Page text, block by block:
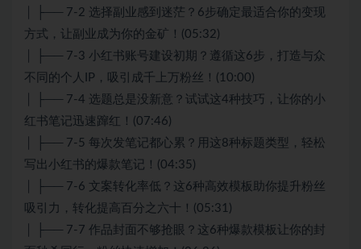
│ ├── 7-2 选择副业感到迷茫？6步确定最适合你的变现
方式，让副业成为你的金矿！(05:32)
│ ├── 7-3 小红书账号建设初期？遵循这6步，打造与众
不同的个人IP，吸引成千上万粉丝！(10:00)
│ ├── 7-4 选题总是没新意？试试这4种技巧，让你的小
红书笔记迅速蹿红！(07:46)
│ ├── 7-5 每次发笔记都心累？用这8种标题类型，轻松
写出小红书的爆款笔记！(04:35)
│ ├── 7-6 文案转化率低？这6种高效模板助你提升粉丝
吸引力，转化提高百分之六十！(05:31)
│ ├── 7-7 作品封面不够抢眼？这6种爆款模板让你的封